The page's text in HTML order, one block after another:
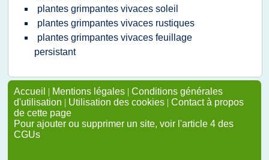
plantes grimpantes vivaces soleil
plantes grimpantes vivaces rustiques
plantes grimpantes vivaces feuillage
persistant
Accueil | Mentions légales | Conditions générales
d'utilisation | Utilisation des cookies | Contact à propos
de cette page
Pour ajouter ou supprimer un site, voir l'article 4 des
CGUs